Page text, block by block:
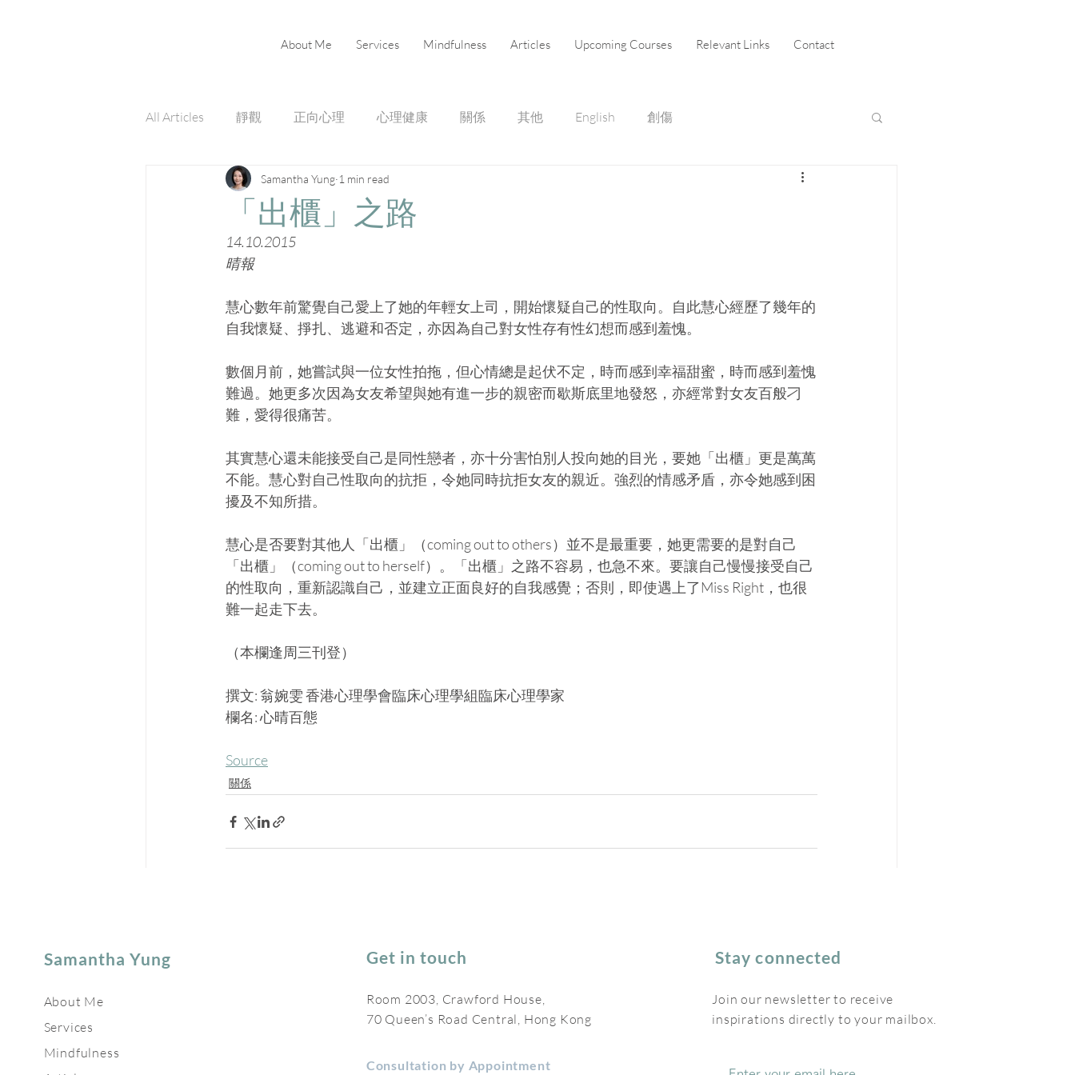
About Me Services Mindfulness Articles Upcoming Courses Relevant Links Contact
All Articles 靜觀 正向心理 心理健康 關係 其他 English 創傷
「出櫃」之路
Samantha Yung 1 min read
14.10.2015
晴報
慧心數年前驚覺自己愛上了她的年輕女上司，開始懷疑自己的性取向。自此慧心經歷了幾年的
自我懷疑、掙扎、逃避和否定，亦因為自己對女性存有性幻想而感到羞愧。
數個月前，她嘗試與一位女性拍拖，但心情總是起伏不定，時而感到幸福甜蜜，時而感到羞愧
難過。她更多次因為女友希望與她有進一步的親密而歇斯底里地發怒，亦經常對女友百般刁
難，愛得很痛苦。
其實慧心還未能接受自己是同性戀者，亦十分害怕別人投向她的目光，要她「出櫃」更是萬萬
不能。慧心對自己性取向的抗拒，令她同時抗拒女友的親近。強烈的情感矛盾，亦令她感到困
擾及不知所措。
慧心是否要對其他人「出櫃」（coming out to others）並不是最重要，她更需要的是對自己
「出櫃」（coming out to herself）。「出櫃」之路不容易，也急不來。要讓自己慢慢接受自己
的性取向，重新認識自己，並建立正面良好的自我感覺；否則，即使遇上了Miss Right，也很
難一起走下去。
（本欄逢周三刊登）
撰文: 翁婉雯 香港心理學會臨床心理學組臨床心理學家
欄名: 心晴百態
Source
關係
Samantha Yung
About Me
Services
Mindfulness
Get in touch
Room 2003, Crawford House,
70 Queen’s Road Central, Hong Kong
Consultation by Appointment
Stay connected
Join our newsletter to receive
inspirations directly to your mailbox.